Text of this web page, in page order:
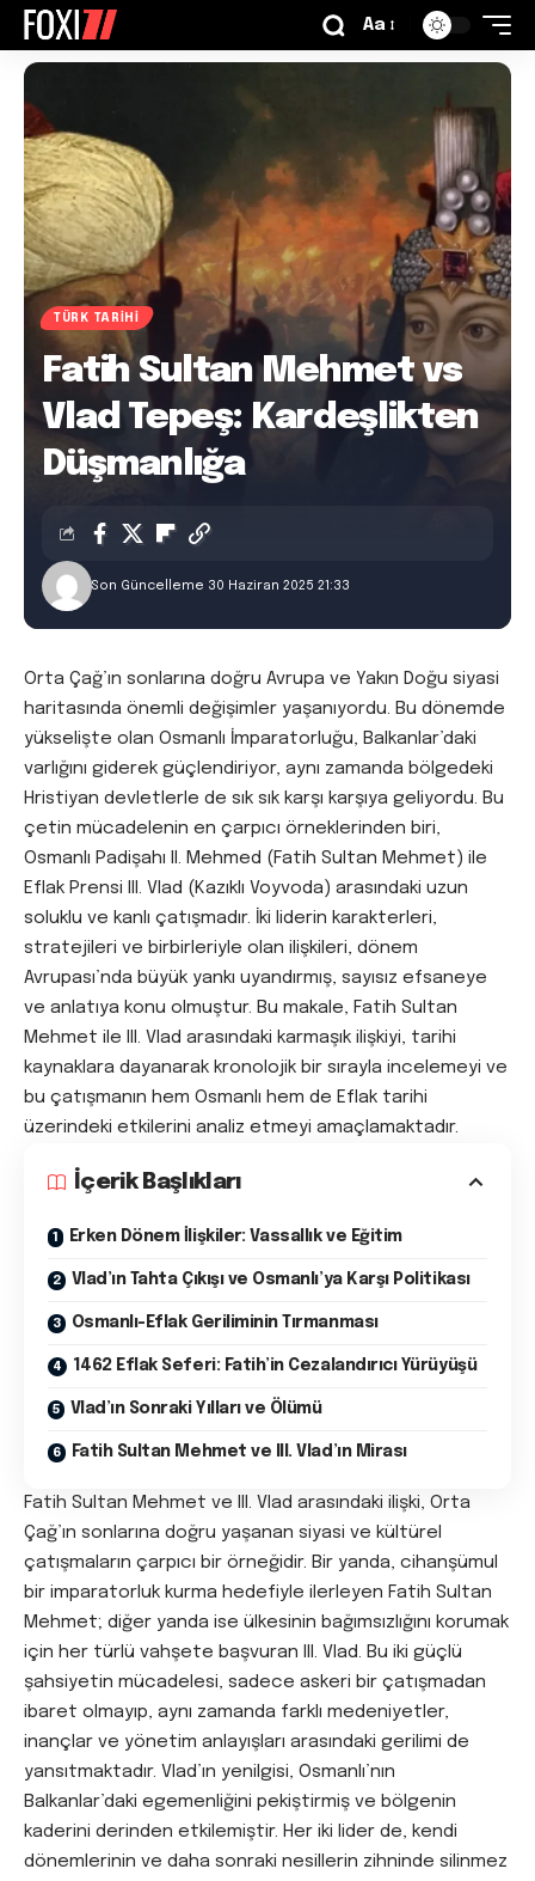
Aa
TÜRK TARIHI
Fatih Sultan Mehmet vs
Vlad Tepeş: Kardeşlikten
Düşmanlığa
Son Güncelleme 30 Haziran 2025 21:33
Orta Çağ’ın sonlarına doğru Avrupa ve Yakın Doğu siyasi
haritasında önemli değişimler yaşanıyordu. Bu dönemde
yükselişte olan Osmanlı İmparatorluğu, Balkanlar’daki
varlığını giderek güçlendiriyor, aynı zamanda bölgedeki
Hristiyan devletlerle de sık sık karşı karşıya geliyordu. Bu
çetin mücadelenin en çarpıcı örneklerinden biri,
Osmanlı Padişahı II. Mehmed (Fatih Sultan Mehmet) ile
Eflak Prensi III. Vlad (Kazıklı Voyvoda) arasındaki uzun
soluklu ve kanlı çatışmadır. İki liderin karakterleri,
stratejileri ve birbirleriyle olan ilişkileri, dönem
Avrupası’nda büyük yankı uyandırmış, sayısız efsaneye
ve anlatıya konu olmuştur. Bu makale, Fatih Sultan
Mehmet ile III. Vlad arasındaki karmaşık ilişkiyi, tarihi
kaynaklara dayanarak kronolojik bir sırayla incelemeyi ve
bu çatışmanın hem Osmanlı hem de Eflak tarihi
üzerindeki etkilerini analiz etmeyi amaçlamaktadır.
İçerik Başlıkları
Erken Dönem İlişkiler: Vassallık ve Eğitim
Vlad’ın Tahta Çıkışı ve Osmanlı’ya Karşı Politikası
Osmanlı-Eflak Geriliminin Tırmanması
1462 Eflak Seferi: Fatih’in Cezalandırıcı Yürüyüşü
Vlad’ın Sonraki Yılları ve Ölümü
Fatih Sultan Mehmet ve III. Vlad’ın Mirası
Fatih Sultan Mehmet ve III. Vlad arasındaki ilişki, Orta
Çağ’ın sonlarına doğru yaşanan siyasi ve kültürel
çatışmaların çarpıcı bir örneğidir. Bir yanda, cihanşümul
bir imparatorluk kurma hedefiyle ilerleyen Fatih Sultan
Mehmet; diğer yanda ise ülkesinin bağımsızlığını korumak
için her türlü vahşete başvuran III. Vlad. Bu iki güçlü
şahsiyetin mücadelesi, sadece askeri bir çatışmadan
ibaret olmayıp, aynı zamanda farklı medeniyetler,
inançlar ve yönetim anlayışları arasındaki gerilimi de
yansıtmaktadır. Vlad’ın yenilgisi, Osmanlı’nın
Balkanlar’daki egemenliğini pekiştirmiş ve bölgenin
kaderini derinden etkilemiştir. Her iki lider de, kendi
dönemlerinin ve daha sonraki nesillerin zihninde silinmez